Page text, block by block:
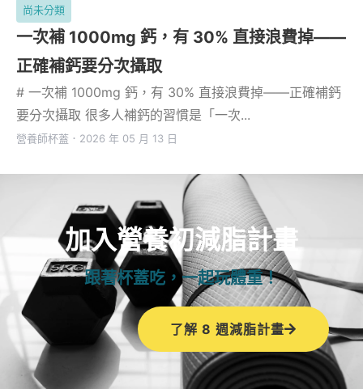
尚未分類
一次補 1000mg 鈣，有 30% 直接浪費掉——
正確補鈣要分次攝取
# 一次補 1000mg 鈣，有 30% 直接浪費掉——正確補鈣
要分次攝取 很多人補鈣的習慣是「一次...
營養師杯蓋 ． 2026 年 05 月 13 日
加入營養初減脂計畫
跟著杯蓋吃，一起玩體重！
了解 8 週減脂計畫